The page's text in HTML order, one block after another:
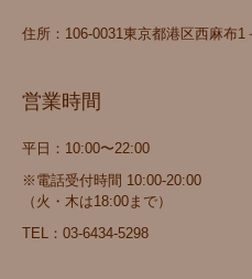
住所：106‐0031東京都港区西麻布
営業時間
平日：10:00〜22:00
※電話受付時間 10:00-20:00
（火・木は18:00まで）
TEL： 03-6434-5298